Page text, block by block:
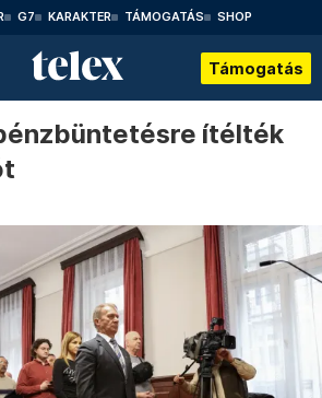
G7 KARAKTER TÁMOGATÁS SHOP
Támogatás
ítélték